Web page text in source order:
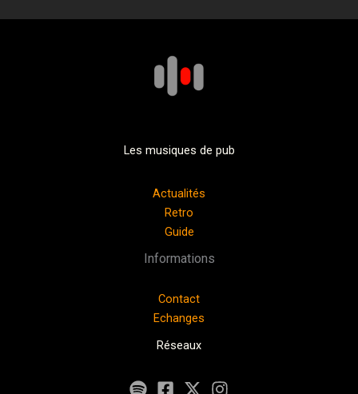
Les musiques de pub
Actualités
Retro
Guide
Informations
Contact
Echanges
Réseaux